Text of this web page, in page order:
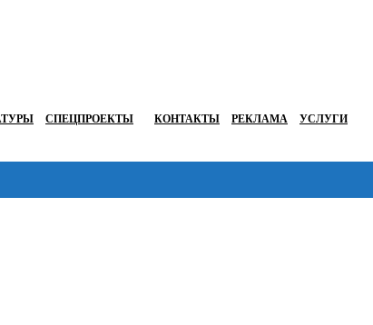
СПЕЦПРОЕКТЫ КОНТАКТЫ РЕКЛАМА УСЛУГИ